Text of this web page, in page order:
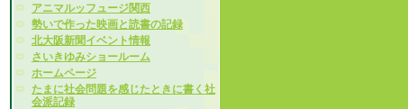
アニマルッフュージ関西
勢いで作った映画と読書の記録
北大阪新聞イベント情報
さいきゆみショールーム
ホームページ
たまに社会問題を感じたときに書く社
会派記録